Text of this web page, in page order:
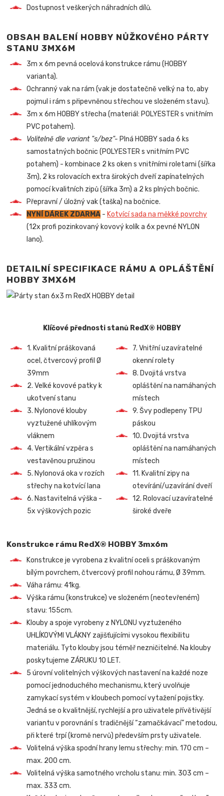
Dostupnost veškerých náhradních dílů.
OBSAH BALENÍ HOBBY NŮŽKOVÉHO PÁRTY
STANU 3MX6M
3m x 6m pevná ocelová konstrukce rámu (HOBBY
varianta).
Ochranný vak na rám (vak je dostatečně velký na to, aby
pojmul i rám s připevněnou střechou ve složeném stavu).
3m x 6m HOBBY střecha (materiál: POLYESTER s vnitřním
PVC potahem).
Volitelně dle variant "s/bez"- Plná HOBBY sada 6 ks
samostatných bočnic (POLYESTER s vnitřním PVC
potahem) - kombinace 2 ks oken s vnitřními roletami (šířka
3m), 2 ks rolovacích extra širokých dveří zapínatelných
pomocí kvalitních zipů (šířka 3m) a 2 ks plných bočnic.
Přepravní / úložný vak (taška) na bočnice.
NYNÍ DÁREK ZDARMA - Kotvící sada na měkké povrchy
(12x profi pozinkovaný kovový kolík a 6x pevné NYLON
lano).
DETAILNÍ SPECIFIKACE RÁMU A OPLÁŠTĚNÍ
HOBBY 3MX6M
Klíčové přednosti stanů RedX® HOBBY
1. Kvalitní práškovaná
ocel, čtvercový profil Ø
39mm
2. Velké kovové patky k
ukotvení stanu
3. Nylonové klouby
vyztužené uhlíkovým
vláknem
4. Vertikální vzpěra s
vestavěnou pružinou
5. Nylonová oka v rozích
střechy na kotvící lana
6. Nastavitelná výška -
5x výškových pozic
7. Vnitřní uzavíratelné
okenní rolety
8. Dvojitá vrstva
opláštění na namáhaných
místech
9. Švy podlepeny TPU
páskou
10. Dvojitá vrstva
opláštění na namáhaných
místech
11. Kvalitní zipy na
otevírání/uzavírání dveří
12. Rolovací uzavíratelné
široké dveře
Konstrukce rámu RedX® HOBBY 3mx6m
Konstrukce je vyrobena z kvalitní oceli s práškovaným
bílým povrchem, čtvercový profil nohou rámu, Ø 39mm.
Váha rámu: 41kg.
Výška rámu (konstrukce) ve složeném (neotevřeném)
stavu: 155cm.
Klouby a spoje vyrobeny z NYLONU vyztuženého
UHLÍKOVÝMI VLÁKNY zajišťujícími vysokou flexibilitu
materiálu. Tyto klouby jsou téměř nezničitelné. Na klouby
poskytujeme ZÁRUKU 10 LET.
5 úrovní volitelných výškových nastavení na každé noze
pomocí jednoduchého mechanismu, který uvolňuje
zamykací systém v kloubech pomocí vytažení pojistky.
Jedná se o kvalitnější, rychlejší a pro uživatele přívětivější
variantu v porovnání s tradičnější “zamačkávací” metodou,
při které trpí (kromě nervů) především prsty uživatele.
Volitelná výška spodní hrany lemu střechy: min. 170 cm –
max. 200 cm.
Volitelná výška samotného vrcholu stanu: min. 303 cm –
max. 333 cm.